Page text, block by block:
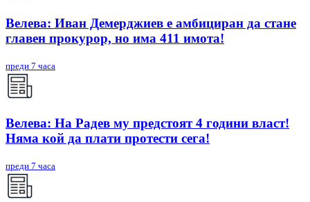
Велева: Иван Демерджиев е амбициран да стане
главен прокурор, но има 411 имота!
преди 7 часа
Велева: На Радев му предстоят 4 години власт!
Няма кой да плати протести сега!
преди 7 часа